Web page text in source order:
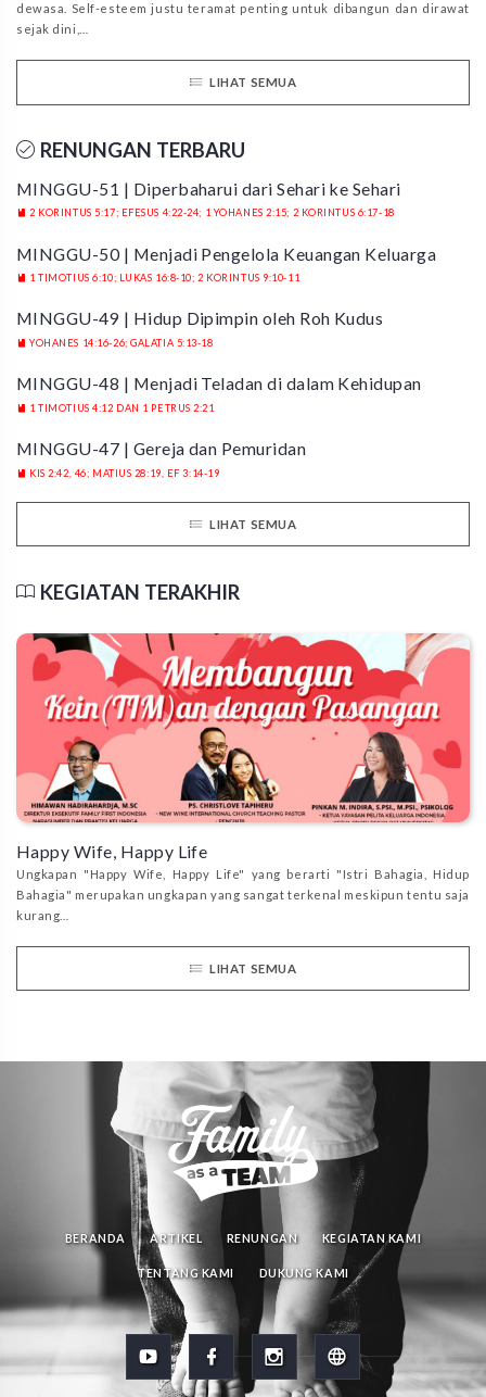
dewasa. Self-esteem justu teramat penting untuk dibangun dan dirawat
sejak dini,…
LIHAT SEMUA
RENUNGAN TERBARU
MINGGU-51 | Diperbaharui dari Sehari ke Sehari
2 KORINTUS 5:17; EFESUS 4:22-24; 1 YOHANES 2:15; 2 KORINTUS 6:17-18
MINGGU-50 | Menjadi Pengelola Keuangan Keluarga
1 TIMOTIUS 6:10; LUKAS 16:8-10; 2 KORINTUS 9:10-11
MINGGU-49 | Hidup Dipimpin oleh Roh Kudus
YOHANES 14:16-26; GALATIA 5:13-18
MINGGU-48 | Menjadi Teladan di dalam Kehidupan
1 TIMOTIUS 4:12 DAN 1 PETRUS 2:21
MINGGU-47 | Gereja dan Pemuridan
KIS 2:42, 46; MATIUS 28:19, EF 3:14-19
LIHAT SEMUA
KEGIATAN TERAKHIR
Happy Wife, Happy Life
Ungkapan "Happy Wife, Happy Life" yang berarti "Istri Bahagia, Hidup
Bahagia" merupakan ungkapan yang sangat terkenal meskipun tentu saja
kurang…
LIHAT SEMUA
BERANDA ARTIKEL RENUNGAN KEGIATAN KAMI
TENTANG KAMI DUKUNG KAMI